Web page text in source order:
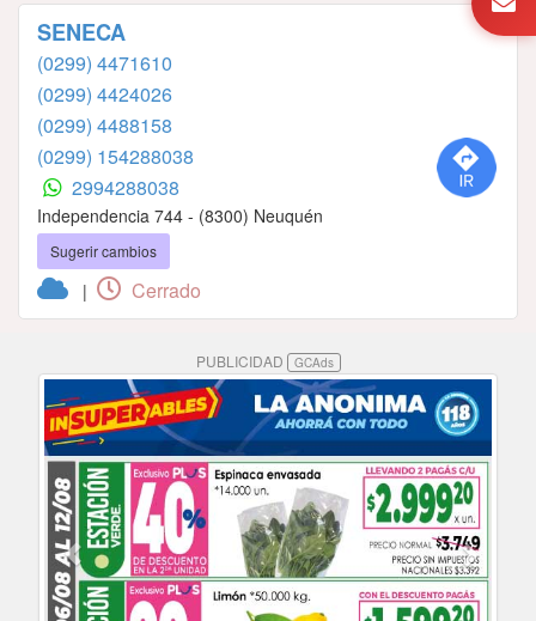
SENECA
(0299) 4471610
(0299) 4424026
(0299) 4488158
(0299) 154288038
2994288038
Independencia 744 - (8300) Neuquén
Sugerir cambios
| Cerrado
PUBLICIDAD GCAds